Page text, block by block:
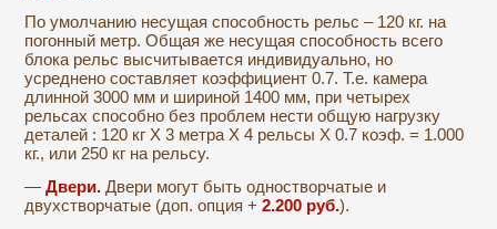
По умолчанию несущая способность рельс – 120 кг. на
погонный метр. Общая же несущая способность всего
блока рельс высчитывается индивидуально, но
усреднено составляет коэффициент 0.7. Т.е. камера
длинной 3000 мм и шириной 1400 мм, при четырех
рельсах способно без проблем нести общую нагрузку
деталей : 120 кг Х 3 метра Х 4 рельсы Х 0.7 коэф. = 1.000
кг., или 250 кг на рельсу.
—Двери. Двери могут быть одностворчатые и
двухстворчатые (доп. опция +2.200 руб.).